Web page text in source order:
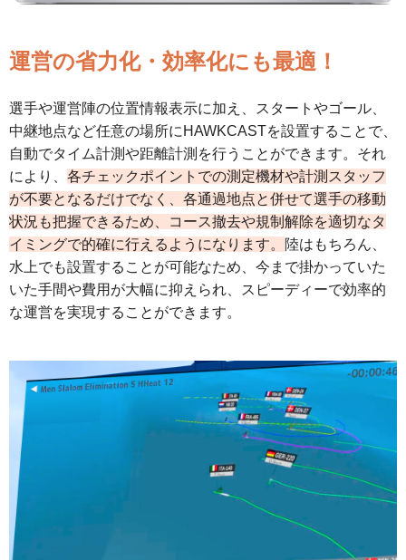
運営の省力化・効率化にも最適！
選手や運営陣の位置情報表示に加え、スタートやゴール、
中継地点など任意の場所にHAWKCASTを設置することで、
自動でタイム計測や距離計測を行うことができます。それ
により、 各チェックポイントでの測定機材や計測スタッフ
が不要となるだけでなく、各通過地点と併せて選手の移動
状況も把握できるため、コース撤去や規制解除を適切なタ
イミングで的確に行えるようになります。
陸はもちろん、
水上でも設置することが可能なため、今まで掛かっていた
いた手間や費用が大幅に抑えられ、スピーディーで効率的
な運営を実現することができます。